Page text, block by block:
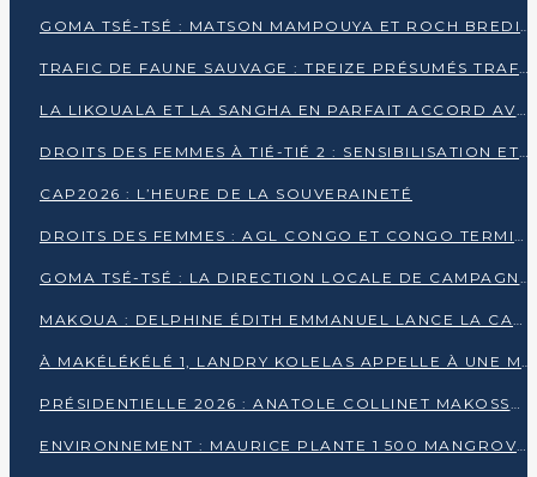
GOMA TSÉ-TSÉ : MATSON MAMPOUYA ET ROCH BREDIN BISSALA NKOUNKOU EN CAMPAGNE DE PROXIMITÉ
TRAFIC DE FAUNE SAUVAGE : TREIZE PRÉSUMÉS TRAFIQUANTS INTERPELLÉS AU CONGO EN 2025
LA LIKOUALA ET LA SANGHA EN PARFAIT ACCORD AVEC LE PROJET DE SOCIÉTÉ DU CANDIDAT DENIS SASSOU-N’GUESSO
DROITS DES FEMMES À TIÉ-TIÉ 2 : SENSIBILISATION ET PÉDAGOGIE SUR LE DROIT DE VOTE
CAP2026 : L’HEURE DE LA SOUVERAINETÉ
DROITS DES FEMMES : AGL CONGO ET CONGO TERMINAL METTENT EN AVANT LE LEADERSHIP FÉMININ
GOMA TSÉ-TSÉ : LA DIRECTION LOCALE DE CAMPAGNE INTENSIFIE LA SENSIBILISATION DANS LES VILLAGES
MAKOUA : DELPHINE ÉDITH EMMANUEL LANCE LA CAMPAGNE POUR DENIS SASSOU-N’GUESSO
À MAKÉLÉKÉLÉ 1, LANDRY KOLELAS APPELLE À UNE MOBILISATION MASSIVE EN FAVEUR DE DENIS SASSOU-N’GUESSO
PRÉSIDENTIELLE 2026 : ANATOLE COLLINET MAKOSSO DÉFEND LE PROJET DE SOCIÉTÉ DE DENIS SASSOU NGUESSO
ENVIRONNEMENT : MAURICE PLANTE 1 500 MANGROVES POUR HONORER WANGARI MAATHAI